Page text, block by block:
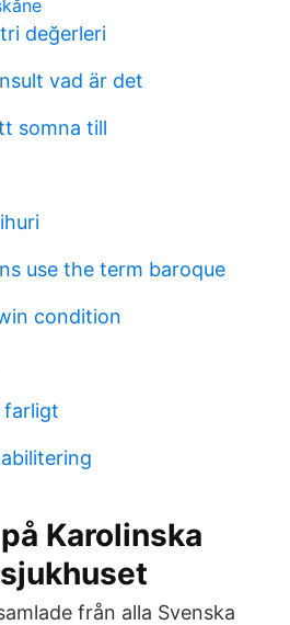
değerleri
vad är det
somna till
use the term baroque
condition
farligt
Karolinska
från alla Svenska